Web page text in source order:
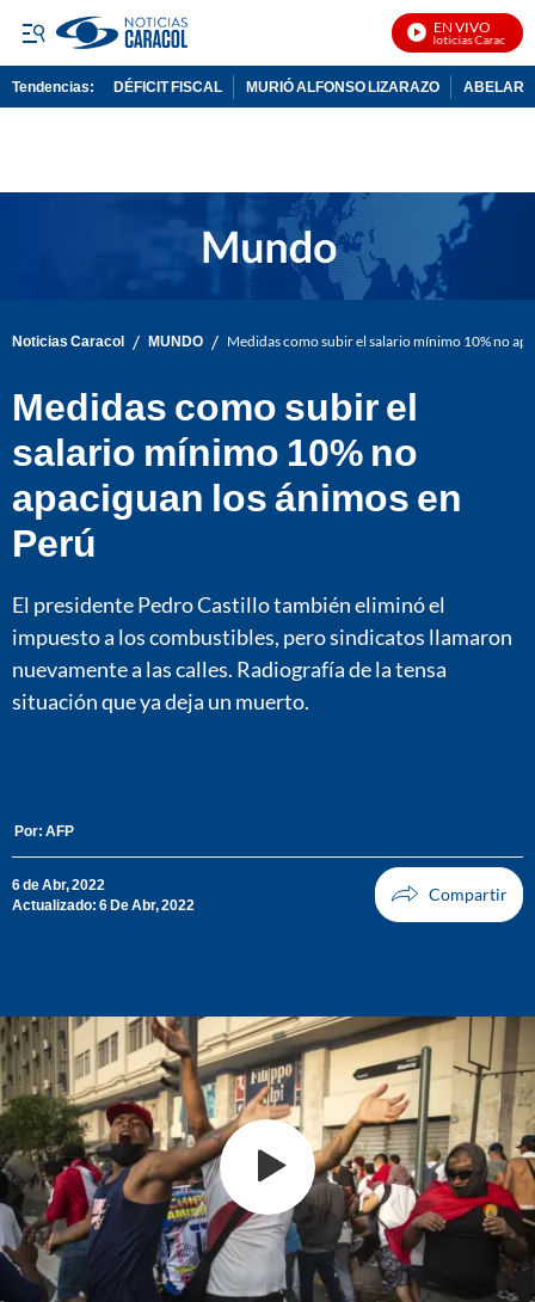
EN VIVO
Noticias Caracol En
Tendencias: DÉFICIT FISCAL MURIÓ ALFONSO LIZARAZO
Noticias Caracol / MUNDO / Medidas como subir el salario mínimo 10% no
Medidas como subir el
salario mínimo 10% no
apaciguan los ánimos en
Perú
El presidente Pedro Castillo también eliminó el
impuesto a los combustibles, pero sindicatos llamaron
nuevamente a las calles. Radiografía de la tensa
situación que ya deja un muerto.
Por: AFP
6 de Abr, 2022
Actualizado: 6 De Abr, 2022